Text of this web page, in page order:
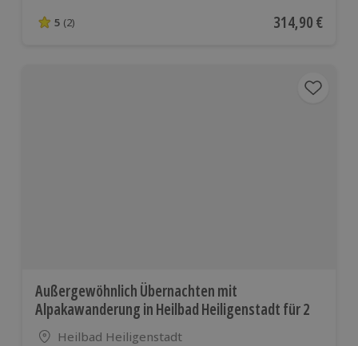
5 von 5 Sternen basierend auf 2 Bewertungen
5 (2) Aktueller Preis
314,90 €
Außergewöhnlich Übernachten mit
Alpakawanderung in Heilbad Heiligenstadt für 2
Standort
Heilbad Heiligenstadt